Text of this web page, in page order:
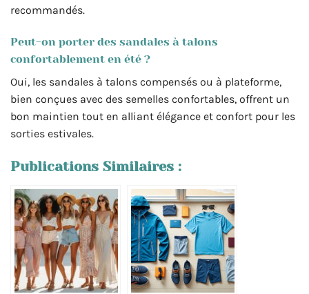
recommandés.
Peut-on porter des sandales à talons
confortablement en été ?
Oui, les sandales à talons compensés ou à plateforme,
bien conçues avec des semelles confortables, offrent un
bon maintien tout en alliant élégance et confort pour les
sorties estivales.
Publications Similaires :